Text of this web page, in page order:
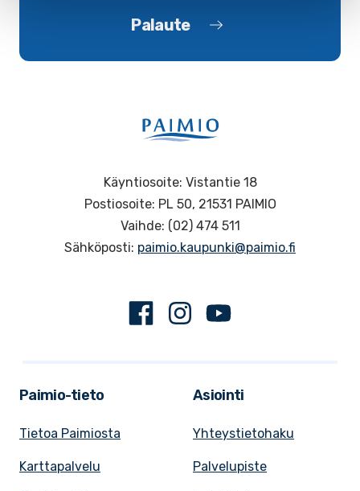
Palaute
Käyntiosoite: Vistantie 18
Postiosoite: PL 50, 21531 PAIMIO
Vaihde: (02) 474 511
Sähköposti: paimio.kaupunki@paimio.fi
FacebookInstagram
Paimio-tieto
Tietoa Paimiosta
Karttapalvelu
Asiointi
Yhteystietohaku
Palvelupiste